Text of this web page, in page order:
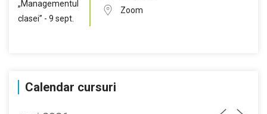
Zoom
Calendar cursuri